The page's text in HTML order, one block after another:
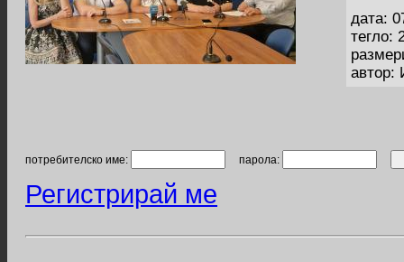
дата:
тегло:
автор:
потребителско име: парола:
Регистрирай ме